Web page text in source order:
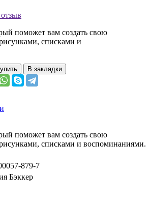
поможет вам создать свою
списками и
В закладки
поможет вам создать свою
списками и воспоминаниями.
879-7
Бэккер